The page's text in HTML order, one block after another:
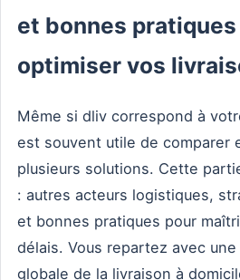
et bonnes
optimiser vos
Même si dliv correspond à
est souvent utile de comparer
plusieurs solutions. Cette
: autres acteurs logistiques,
et bonnes pratiques pour
délais. Vous repartez avec
globale de la livraison à